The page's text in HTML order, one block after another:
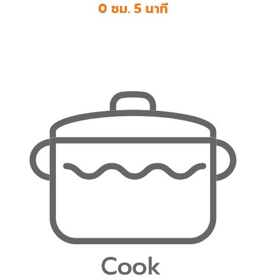
0 ชม. 5 นาที